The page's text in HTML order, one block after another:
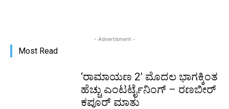
- Advertisment -
Most Read
‘ರಾಮಾಯಣ 2’ ಮೊದಲ ಭಾಗಕ್ಕಿಂತ
ಹೆಚ್ಚು ಎಂಟರ್ಟೈನಿಂಗ್ – ರಣಬೀರ್
ಕಪೂರ್ ಮಾತು